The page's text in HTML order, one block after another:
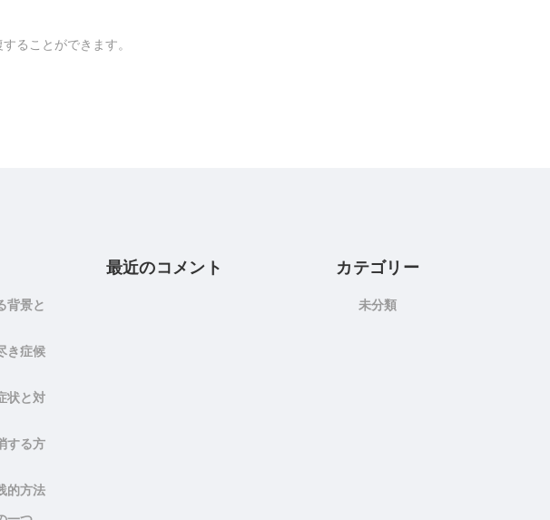
ることができます。
背景と
き症候
状と対
する方
的方法
最近のコメント カテゴリー
未分類